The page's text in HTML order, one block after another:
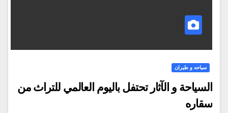
سياحه و طيران
السياحة و الآثار تحتفل باليوم العالمي للتراث من
سقاره